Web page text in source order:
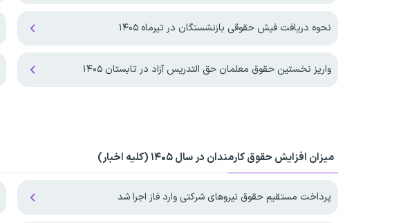
نحوه دریافت فیش حقوقی بازنشستگان در تیرماه ۱۴۰۵
واریز نخستین حقوق معلمان حق التدریس آزاد در تابستان ۱۴۰۵
میزان افزایش حقوق کارمندان در سال ۱۴۰۵ (کلیه اخبار)
پرداخت مستقیم حقوق نیروهای شرکتی وارد فاز اجرا شد